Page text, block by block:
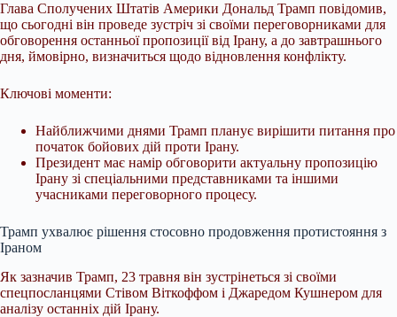
Глава Сполучених Штатів Америки Дональд Трамп повідомив,
що сьогодні він проведе зустріч зі своїми переговорниками для
обговорення останньої пропозиції від Ірану, а до завтрашнього
дня, ймовірно, визначиться щодо відновлення конфлікту.
Ключові моменти:
Найближчими днями Трамп планує вирішити питання про
початок бойових дій проти Ірану.
Президент має намір обговорити актуальну пропозицію
Ірану зі спеціальними представниками та іншими
учасниками переговорного процесу.
Трамп ухвалює рішення стосовно продовження протистояння з
Іраном
Як зазначив Трамп, 23 травня він зустрінеться зі своїми
спецпосланцями Стівом Віткоффом і Джаредом Кушнером для
аналізу останніх дій Ірану.